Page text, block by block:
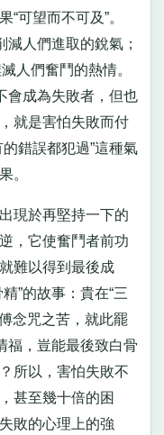
可望而不可及”。
減人們進取的銳氣；
人們奮鬥的熱情。
會成為失敗者，但也
就是害怕失敗而付
錯誤都犯過”這種氣
。
於再堅持一下的
，它使奮鬥者前功
難以得到最後成
”的故事：貴在“三
念咒之苦，就此罷
福，豈能最後致白骨
所以，害怕失敗不
甚至幾十倍的困
敗的心理上的強